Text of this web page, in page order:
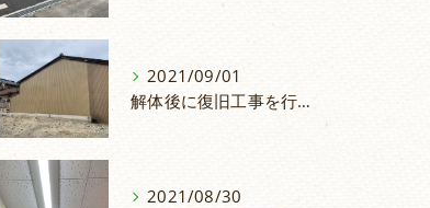
2021/09/01
解体後に復旧工事を行いました。
2021/08/30